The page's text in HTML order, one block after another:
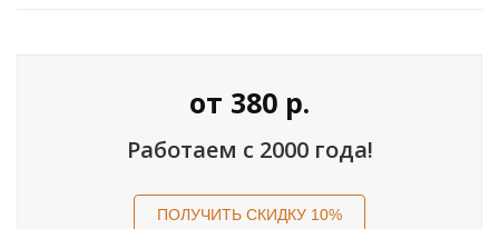
от 380 р.
Работаем с 2000 года!